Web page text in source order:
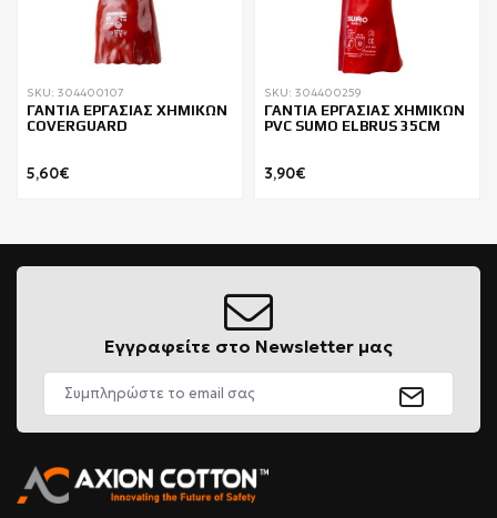
SKU: 304400107
ΓΑΝΤΙΑ ΕΡΓΑΣΙΑΣ ΧΗΜΙΚΩΝ
COVERGUARD
5,60€
SKU: 304400259
ΓΑΝΤΙΑ ΕΡΓΑΣΙΑΣ ΧΗΜΙΚΩΝ
PVC SUMO ELBRUS 35CM
3,90€
Εγγραφείτε στο Newsletter μας